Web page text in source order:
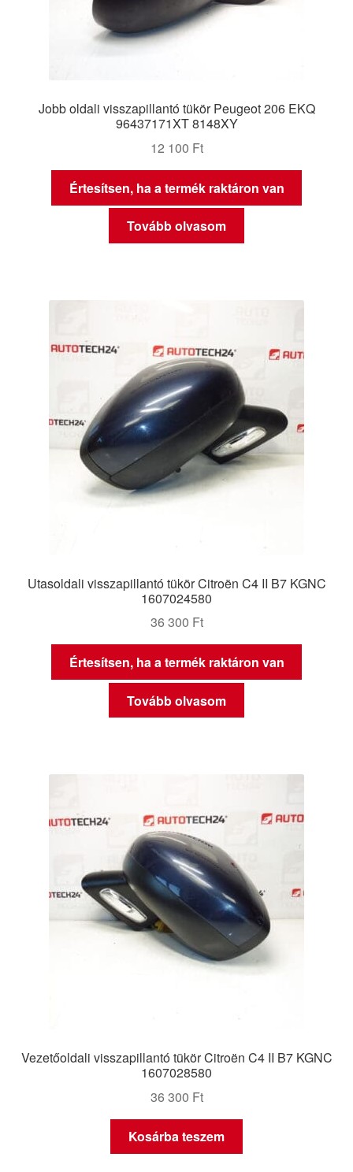
Jobb oldali visszapillantó tükör Peugeot 206 EKQ
96437171XT 8148XY
12 100 Ft
Értesítsen, ha a termék raktáron van
Tovább olvasom
Utasoldali visszapillantó tükör Citroën C4 II B7 KGNC
1607024580
36 300 Ft
Értesítsen, ha a termék raktáron van
Tovább olvasom
Vezetőoldali visszapillantó tükör Citroën C4 II B7 KGNC
1607028580
36 300 Ft
Kosárba teszem